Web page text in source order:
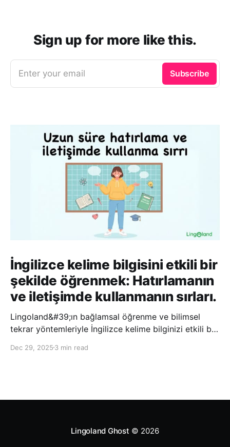
Sign up for more like this.
Enter your email Subscribe
İngilizce kelime bilgisini etkili bir
şekilde öğrenmek: Hatırlamanın
ve iletişimde kullanmanın sırları.
Lingoland&#39;ın bağlamsal öğrenme ve bilimsel
tekrar yöntemleriyle İngilizce kelime bilginizi etkili bir
hatırlayabilir ve daha doğal bir şekilde iletişim
Dec 29, 2025 3 min read
Lingoland Ghost © 2026